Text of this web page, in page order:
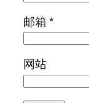
邮箱*
网站